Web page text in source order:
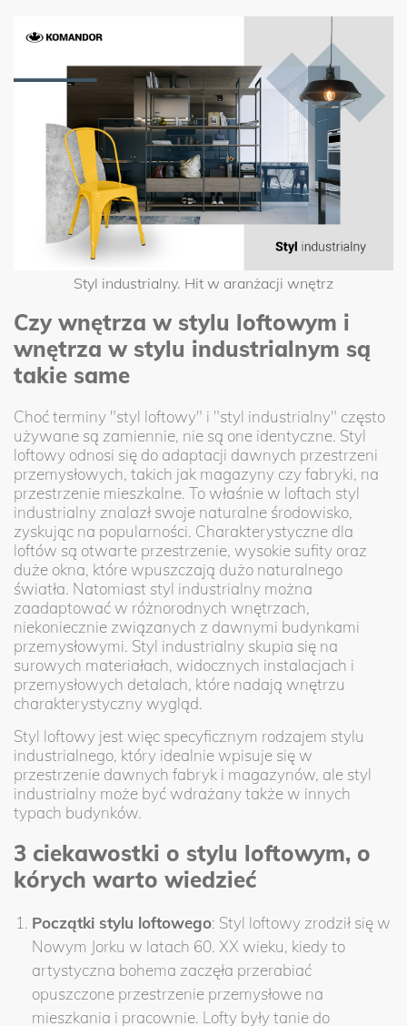
Styl industrialny. Hit w aranżacji wnętrz
Czy wnętrza w stylu loftowym i
wnętrza w stylu industrialnym są
takie same
Choć terminy "styl loftowy" i "styl industrialny" często
używane są zamiennie, nie są one identyczne. Styl
loftowy odnosi się do adaptacji dawnych przestrzeni
przemysłowych, takich jak magazyny czy fabryki, na
przestrzenie mieszkalne. To właśnie w loftach styl
industrialny znalazł swoje naturalne środowisko,
zyskując na popularności. Charakterystyczne dla
loftów są otwarte przestrzenie, wysokie sufity oraz
duże okna, które wpuszczają dużo naturalnego
światła. Natomiast styl industrialny można
zaadaptować w różnorodnych wnętrzach,
niekoniecznie związanych z dawnymi budynkami
przemysłowymi. Styl industrialny skupia się na
surowych materiałach, widocznych instalacjach i
przemysłowych detalach, które nadają wnętrzu
charakterystyczny wygląd.
Styl loftowy jest więc specyficznym rodzajem stylu
industrialnego, który idealnie wpisuje się w
przestrzenie dawnych fabryk i magazynów, ale styl
industrialny może być wdrażany także w innych
typach budynków.
3 ciekawostki o stylu loftowym, o
kórych warto wiedzieć
Początki stylu loftowego: Styl loftowy zrodził się w
Nowym Jorku w latach 60. XX wieku, kiedy to
artystyczna bohema zaczęła przerabiać
opuszczone przestrzenie przemysłowe na
mieszkania i pracownie. Lofty były tanie do